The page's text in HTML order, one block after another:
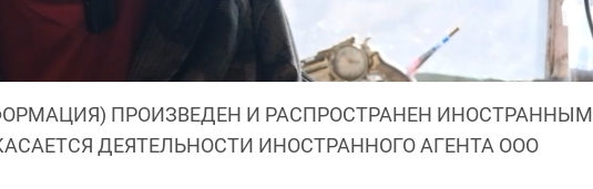
ПРОИЗВЕДЕН И РАСПРОСТРАНЕН ИНОСТРАННЫМ
ДЕЯТЕЛЬНОСТИ ИНОСТРАННОГО АГЕНТА ООО